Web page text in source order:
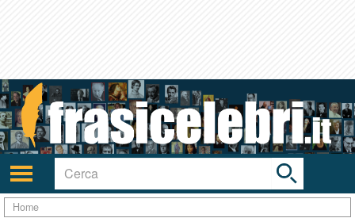
Attiva/disattiva
navigazione
Toggle
search
bar
Home